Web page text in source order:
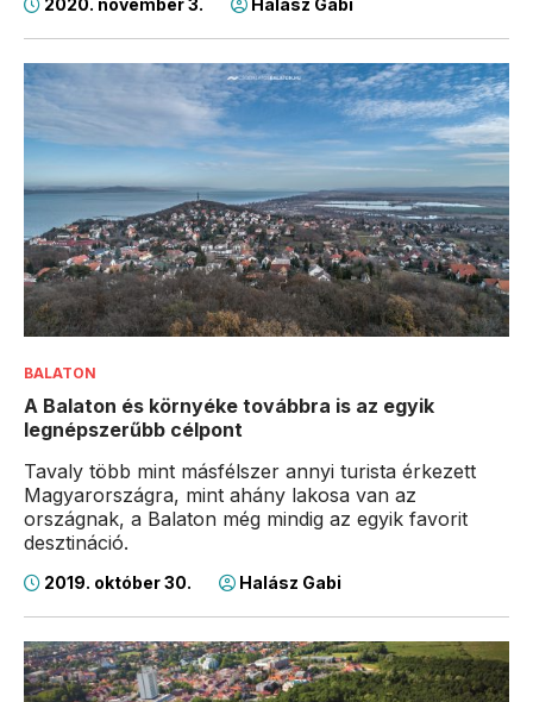
2020. november 3. Halász Gabi
BALATON
A Balaton és környéke továbbra is az egyik
legnépszerűbb célpont
Tavaly több mint másfélszer annyi turista érkezett
Magyarországra, mint ahány lakosa van az
országnak, a Balaton még mindig az egyik favorit
desztináció.
2019. október 30. Halász Gabi